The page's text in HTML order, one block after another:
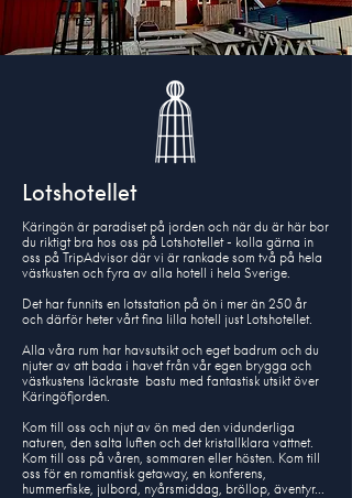
Lotshotellet
Käringön är paradiset på jorden och när du är här bor
du riktigt bra hos oss på Lotshotellet - kolla gärna in
oss på TripAdvisor där vi är rankade som två på hela
västkusten och fyra av alla hotell i hela Sverige.
Det har funnits en lotsstation på ön i mer än 250 år
och därför heter vårt fina lilla hotell just Lotshotellet.
Alla våra rum har havsutsikt och eget badrum och du
njuter av att bada i havet från vår egen brygga och
västkustens läckraste bastu med fantastisk utsikt över
Käringöfjorden.
Kom till oss och njut av ön med den vidunderliga
naturen, den salta luften och det kristallklara vattnet.
Kom till oss på våren, sommaren eller hösten. Kom till
oss för en romantisk getaway, en konferens,
hummerfiske, julbord, nyårsmiddag, bröllop, äventyr...